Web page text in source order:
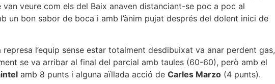
veure com els del Baix anaven distanciant-se poc a poc al
bon sabor de boca i amb l’ànim pujat després del dolent inici de
l’equip sense estar totalment desdibuixat va anar perdent gas,
se va arribar al final del parcial amb taules (60-60), però amb el
amb 8 punts i alguna aïllada acció de Carles Marzo (4 punts).